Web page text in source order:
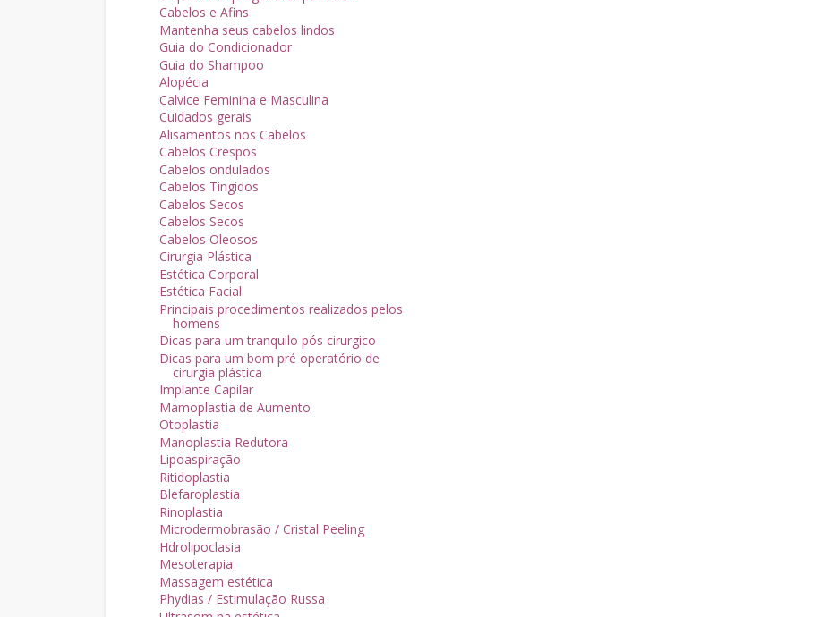
Cabelos e Afins
Mantenha seus cabelos lindos
Guia do Condicionador
Guia do Shampoo
Alopécia
Calvice Feminina e Masculina
Cuidados gerais
Alisamentos nos Cabelos
Cabelos Crespos
Cabelos ondulados
Cabelos Tingidos
Cabelos Secos
Cabelos Secos
Cabelos Oleosos
Cirurgia Plástica
Estética Corporal
Estética Facial
Principais procedimentos realizados pelos
homens
Dicas para um tranquilo pós cirurgico
Dicas para um bom pré operatório de
cirurgia plástica
Implante Capilar
Mamoplastia de Aumento
Otoplastia
Manoplastia Redutora
Lipoaspiração
Ritidoplastia
Blefaroplastia
Rinoplastia
Microdermobrasão / Cristal Peeling
Hdrolipoclasia
Mesoterapia
Massagem estética
Phydias / Estimulação Russa